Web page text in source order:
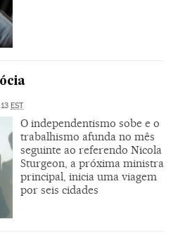
EST
O independentismo sobe e o
trabalhismo afunda no mês
seguinte ao referendo Nicola
Sturgeon, a próxima ministra
principal, inicia uma viagem
por seis cidades